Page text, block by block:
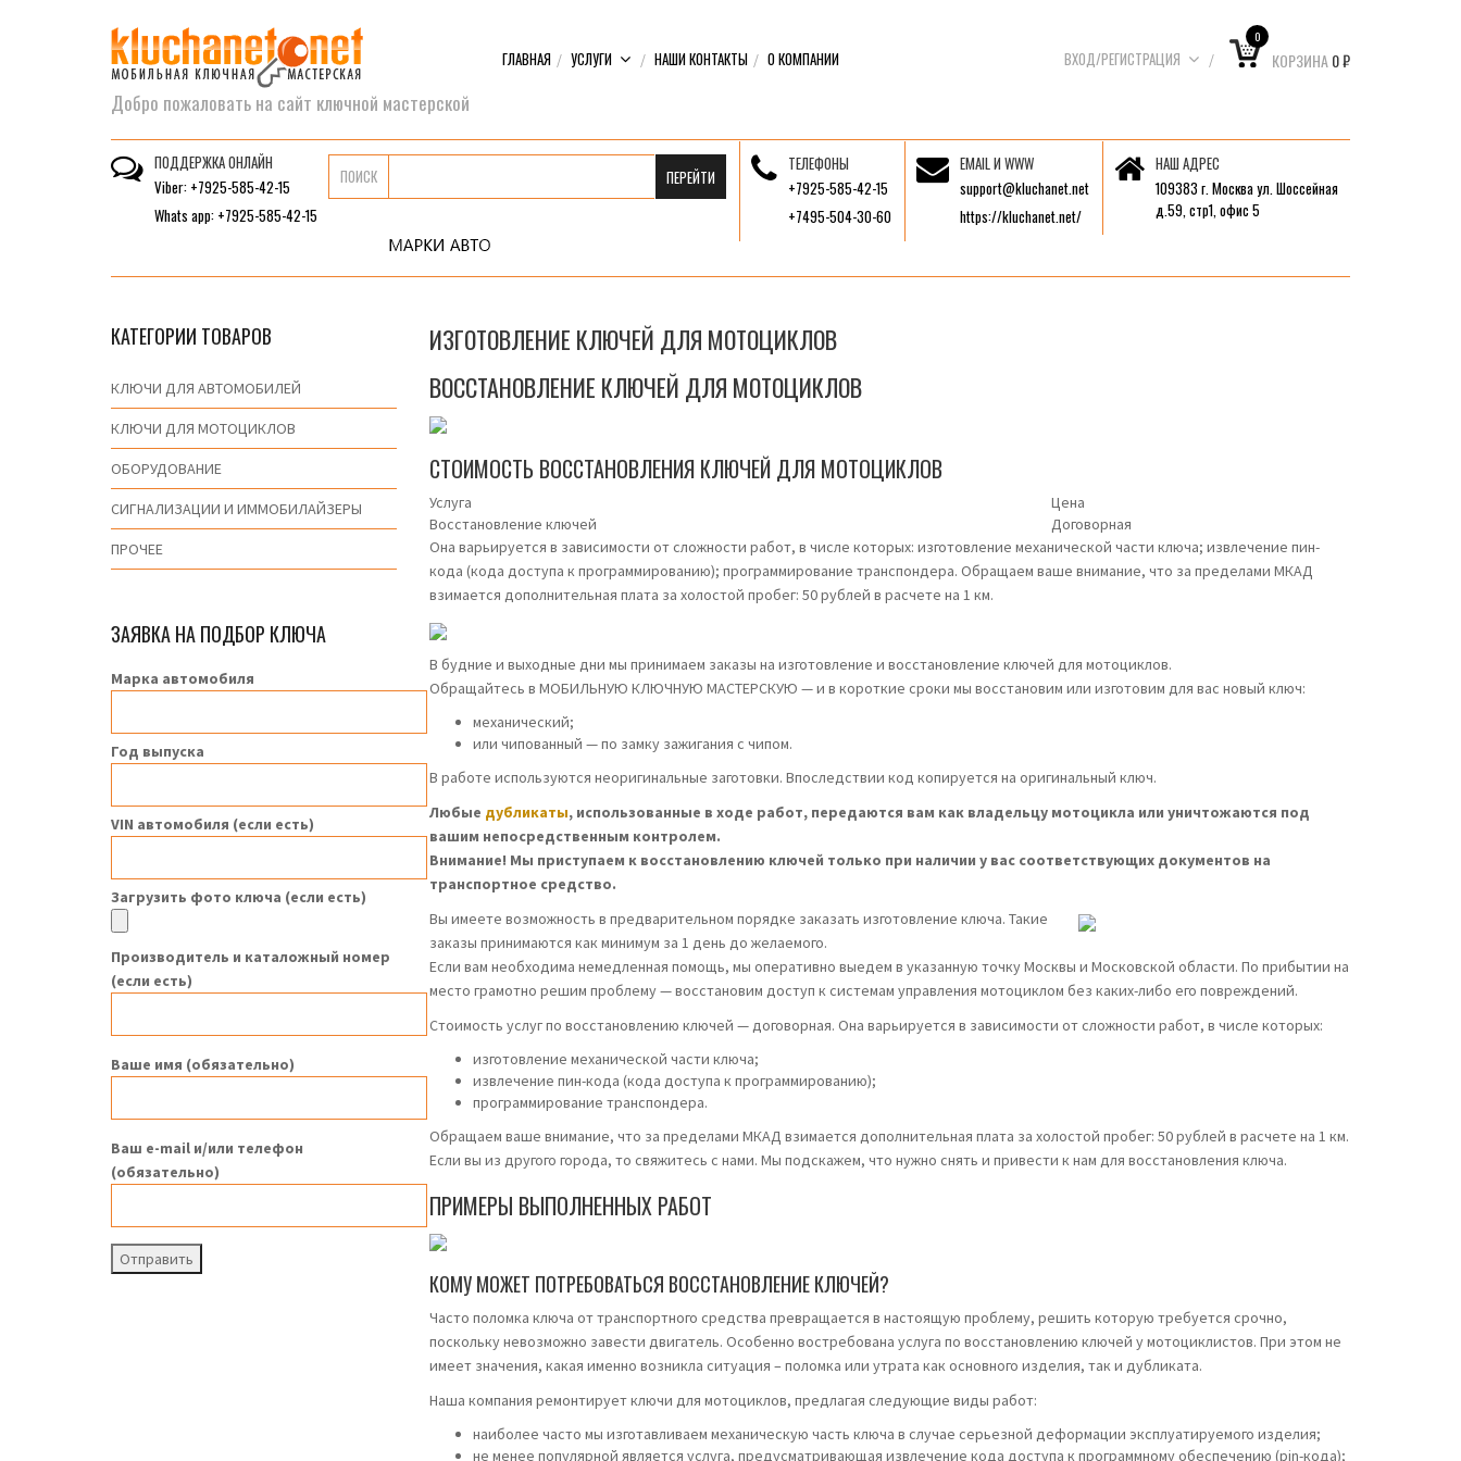
Добро пожаловать на сайт ключной мастерской
ВХОД/РЕГИСТРАЦИЯ
0
КОРЗИНА0₽
ГЛАВНАЯ УСЛУГИ НАШИ КОНТАКТЫ О КОМПАНИИ
ПОДДЕРЖКА ОНЛАЙН
Viber: +7925-585-42-15
Whats app: +7925-585-42-15
ТЕЛЕФОНЫ
+7925-585-42-15
+7495-504-30-60
EMAIL И WWW
support@kluchanet.net
https://kluchanet.net/
НАШ АДРЕС
109383 г. Москва ул. Шоссейная
д.59, стр1, офис 5
ПОИСК
ИЗГОТОВЛЕНИЕ КЛЮЧЕЙ ДЛЯ МОТОЦИКЛОВ
ВОССТАНОВЛЕНИЕ КЛЮЧЕЙ ДЛЯ МОТОЦИКЛОВ
СТОИМОСТЬ ВОССТАНОВЛЕНИЯ КЛЮЧЕЙ ДЛЯ МОТОЦИКЛОВ
Услуга
Цена
Восстановление ключей
Договорная
Она варьируется в зависимости от сложности работ, в числе которых: изготовление механической части ключа; извлечение пин-
кода (кода доступа к программированию); программирование транспондера. Обращаем ваше внимание, что за пределами МКАД
взимается дополнительная плата за холостой пробег: 50 рублей в расчете на 1 км.
В будние и выходные дни мы принимаем заказы на изготовление и восстановление ключей для мотоциклов.
Обращайтесь в МОБИЛЬНУЮ КЛЮЧНУЮ МАСТЕРСКУЮ — и в короткие сроки мы восстановим или изготовим для вас новый ключ:
механический;
или чипованный — по замку зажигания с чипом.
В работе используются неоригинальные заготовки. Впоследствии код копируется на оригинальный ключ.
Любые дубликаты, использованные в ходе работ, передаются вам как владельцу мотоцикла или уничтожаются под
вашим непосредственным контролем.
Внимание! Мы приступаем к восстановлению ключей только при наличии у вас соответствующих документов на
транспортное средство.
Вы имеете возможность в предварительном порядке заказать изготовление ключа. Такие
заказы принимаются как минимум за 1 день до желаемого.
Если вам необходима немедленная помощь, мы оперативно выедем в указанную точку Москвы и Московской области. По прибытии на
место грамотно решим проблему — восстановим доступ к системам управления мотоциклом без каких-либо его повреждений.
Стоимость услуг по восстановлению ключей — договорная. Она варьируется в зависимости от сложности работ, в числе которых:
изготовление механической части ключа;
извлечение пин-кода (кода доступа к программированию);
программирование транспондера.
Обращаем ваше внимание, что за пределами МКАД взимается дополнительная плата за холостой пробег: 50 рублей в расчете на 1 км.
Если вы из другого города, то свяжитесь с нами. Мы подскажем, что нужно снять и привести к нам для восстановления ключа.
ПРИМЕРЫ ВЫПОЛНЕННЫХ РАБОТ
КОМУ МОЖЕТ ПОТРЕБОВАТЬСЯ ВОССТАНОВЛЕНИЕ КЛЮЧЕЙ?
Часто поломка ключа от транспортного средства превращается в настоящую проблему, решить которую требуется срочно,
поскольку невозможно завести двигатель. Особенно востребована услуга по восстановлению ключей у мотоциклистов. При этом не
имеет значения, какая именно возникла ситуация – поломка или утрата как основного изделия, так и дубликата.
Наша компания ремонтирует ключи для мотоциклов, предлагая следующие виды работ:
наиболее часто мы изготавливаем механическую часть ключа в случае серьезной деформации эксплуатируемого изделия;
не менее популярной является услуга, предусматривающая извлечение кода доступа к программному обеспечению (pin-кода);
КАТЕГОРИИ ТОВАРОВ
КЛЮЧИ ДЛЯ АВТОМОБИЛЕЙ
КЛЮЧИ ДЛЯ МОТОЦИКЛОВ
ОБОРУДОВАНИЕ
СИГНАЛИЗАЦИИ И ИММОБИЛАЙЗЕРЫ
ПРОЧЕЕ
ЗАЯВКА НА ПОДБОР КЛЮЧА
Марка автомобиля
Год выпуска
VIN автомобиля (если есть)
Загрузить фото ключа (если есть)
Производитель и каталожный номер
(если есть)
Ваше имя (обязательно)
Ваш e-mail и/или телефон
(обязательно)